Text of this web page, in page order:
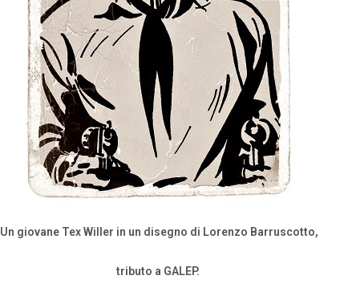
Un giovane Tex Willer in un disegno di Lorenzo Barruscotto,
tributo a GALEP.